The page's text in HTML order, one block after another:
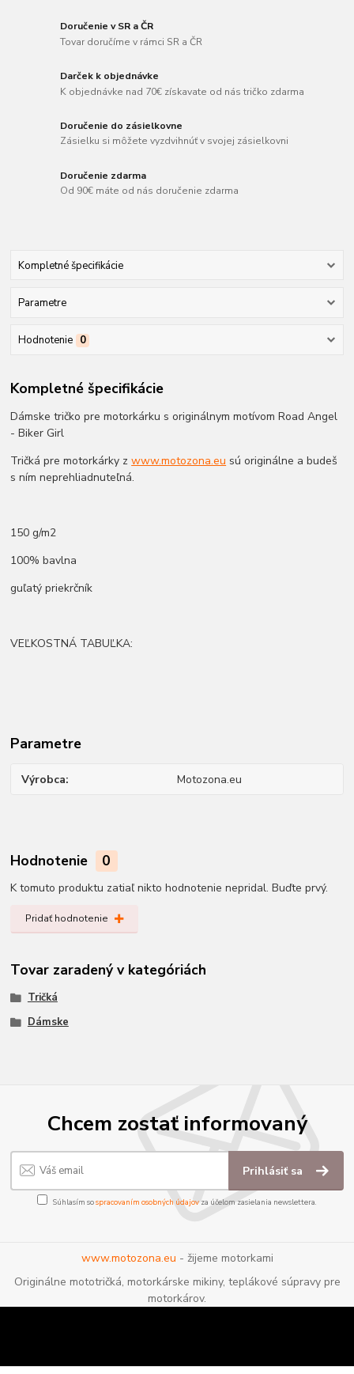
Doručenie v SR a ČR
Tovar doručíme v rámci SR a ČR
Darček k objednávke
K objednávke nad 70€ získavate od nás tričko zdarma
Doručenie do zásielkovne
Zásielku si môžete vyzdvihnúť v svojej zásielkovni
Doručenie zdarma
Od 90€ máte od nás doručenie zdarma
Kompletné špecifikácie
Parametre
Hodnotenie 0
Kompletné špecifikácie
Dámske tričko pre motorkárku s originálnym motívom Road Angel
- Biker Girl
Tričká pre motorkárky zwww.motozona.eu sú originálne a budeš
s ním neprehliadnuteľná.
150 g/m2
100% bavlna
guľatý priekrčník
VEĽKOSTNÁ TABUĽKA:
Parametre
Výrobca Motozona.eu
Hodnotenie 0
K tomuto produktu zatiaľ nikto hodnotenie nepridal. Buďte prvý.
Pridať hodnotenie
Tovar zaradený v kategóriách
Tričká
Dámske
Chcem zostať informovaný
Prihlásiť sa
Súhlasím sospracovaním osobných údajov za účelom zasielania newslettera.
www.motozona.eu - žijeme motorkami
Originálne mototričká, motorkárske mikiny, teplákové súpravy pre
motorkárov.